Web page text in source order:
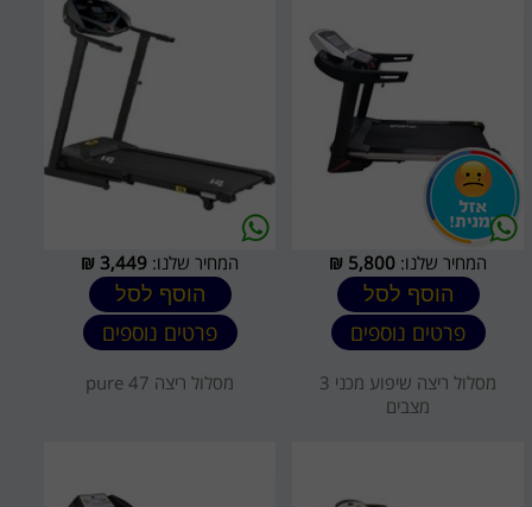
המחיר שלנו: 5,800
₪
הוסף לסל
פרטים נוספים
המחיר שלנו: 3,449
₪
הוסף לסל
פרטים נוספים
מסלול ריצה שיפוע מכני 3
מצבים
מסלול ריצה pure 47